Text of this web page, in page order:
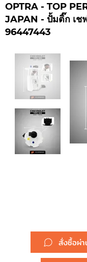
OPTRA - TOP
JAPAN - ปั้มติ๊ก เช
96447443
สั่งซื้อผ่